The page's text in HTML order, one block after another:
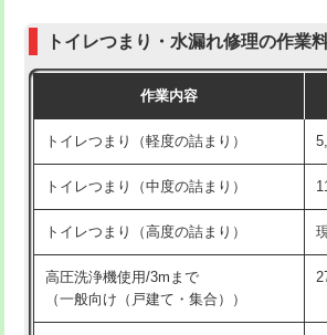
トイレつまり・水漏れ修理の作業
作業内容
トイレつまり（軽度の詰まり）
トイレつまり（中度の詰まり）
トイレつまり（高度の詰まり）
高圧洗浄機使用/3mまで
（一般向け（戸建て・集合））